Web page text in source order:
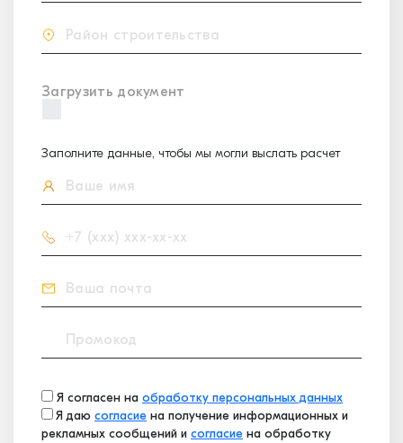
Загрузить документ
Заполните данные, чтобы мы могли выслать расчет
Я согласен на обработку персональных данных
Я даю согласие на получение информационных и
рекламных сообщений и согласие на обработку